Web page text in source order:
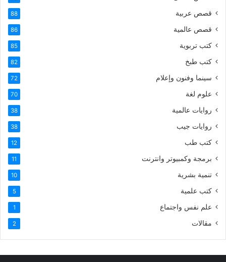
قصص عربية 88
قصص عالمية 86
كتب تربوية 85
كتب طبخ 82
سينما وفنون وإعلام 72
علوم لغة 70
روايات عالمية 38
روايات جيب 38
كتب طب 12
برمجة وكمبيوتر وانترنت 11
تنمية بشرية 10
كتب علمية 5
علم نفس واجتماع 1
مقالات 2